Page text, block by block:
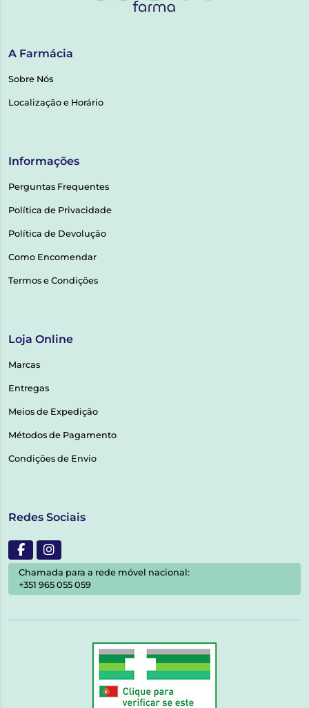
A Farmácia
Sobre Nós
Localização e Horário
Informações
Perguntas Frequentes
Política de Privacidade
Política de Devolução
Como Encomendar
Termos e Condições
Loja Online
Marcas
Entregas
Meios de Expedição
Métodos de Pagamento
Condições de Envio
Redes Sociais
Chamada para a rede móvel nacional:
+351 965 055 059